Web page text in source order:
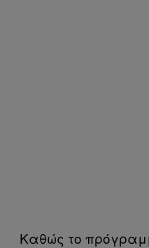
Καθώς το